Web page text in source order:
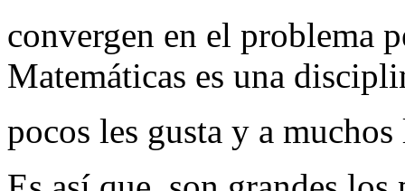
convergen en el problema
Matemáticas es una
pocos les gusta y a muchos